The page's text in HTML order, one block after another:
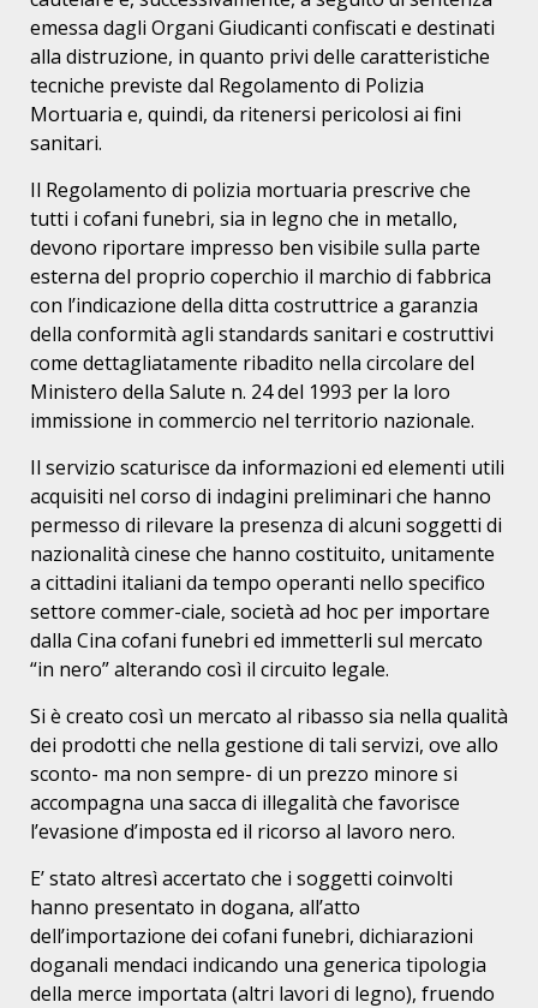
emessa dagli Organi Giudicanti confiscati e destinati
alla distruzione, in quanto privi delle caratteristiche
tecniche previste dal Regolamento di Polizia
Mortuaria e, quindi, da ritenersi pericolosi ai fini
sanitari.
Il Regolamento di polizia mortuaria prescrive che
tutti i cofani funebri, sia in legno che in metallo,
devono riportare impresso ben visibile sulla parte
esterna del proprio coperchio il marchio di fabbrica
con l’indicazione della ditta costruttrice a garanzia
della conformità agli standards sanitari e costruttivi
come dettagliatamente ribadito nella circolare del
Ministero della Salute n. 24 del 1993 per la loro
immissione in commercio nel territorio nazionale.
Il servizio scaturisce da informazioni ed elementi utili
acquisiti nel corso di indagini preliminari che hanno
permesso di rilevare la presenza di alcuni soggetti di
nazionalità cinese che hanno costituito, unitamente
a cittadini italiani da tempo operanti nello specifico
settore commer-ciale, società ad hoc per importare
dalla Cina cofani funebri ed immetterli sul mercato
“in nero” alterando così il circuito legale.
Si è creato così un mercato al ribasso sia nella qualità
dei prodotti che nella gestione di tali servizi, ove allo
sconto- ma non sempre- di un prezzo minore si
accompagna una sacca di illegalità che favorisce
l’evasione d’imposta ed il ricorso al lavoro nero.
E’ stato altresì accertato che i soggetti coinvolti
hanno presentato in dogana, all’atto
dell’importazione dei cofani funebri, dichiarazioni
doganali mendaci indicando una generica tipologia
della merce importata (altri lavori di legno), fruendo